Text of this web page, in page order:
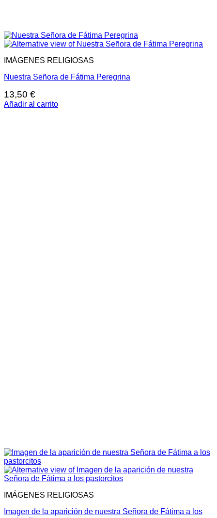
IMÁGENES RELIGIOSAS
Nuestra Señora de Fátima Peregrina
13,50 €
Añadir al carrito
IMÁGENES RELIGIOSAS
Imagen de la aparición de nuestra Señora de Fátima a los